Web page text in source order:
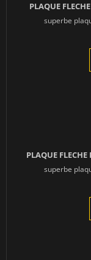
PLAQUE
superbe
PLAQUE
superbe